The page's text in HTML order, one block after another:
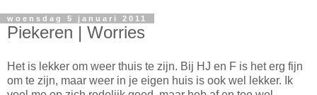
woensdag 5 januari 2011
Piekeren | Worries
Het is lekker om weer thuis te zijn. Bij HJ en F is het erg fijn
om te zijn, maar weer in je eigen huis is ook wel lekker. Ik